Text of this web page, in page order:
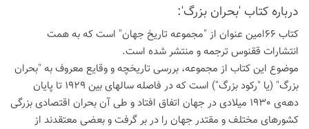
درباره كتاب 'بحران بزرگ':
کتاب 66امین عنوان از "مجموعه تاریخ جهان" است که به همت
انتشارات ققنوس ترجمه و منتشر شده است.
موضوع این کتاب از مجموعه، بررسی تاریخچه و وقایع معروف به "بحران
بزرگ" (یا "رکود بزرگ") است که در فاصله سالهای بین 1929 تا پایان
دهه‌ی 1930 میلادی در جهان اتفاق افتاد و طی آن بحران اقتصادی بزرگی
کشورهای مختلف و مقتدر جهان را در بر گرفت و بعضی معتقدند از